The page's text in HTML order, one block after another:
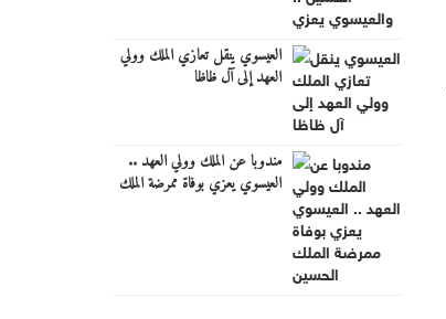
العيسوي ينقل تعازي الملك وولي
العهد إلى آل ظاظا
مندوبا عن الملك وولي العهد ..
العيسوي يعزي بوفاة ممرضة الملك